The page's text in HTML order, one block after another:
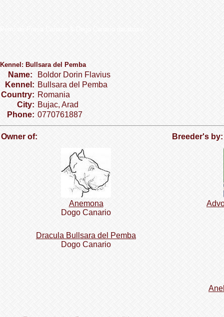
Kennel: Bullsara del Pemba
Name:
Boldor Dorin Flavius
Kennel: Bullsara del Pemba
Country: Romania
City: Bujac, Arad
Phone: 0770761887
Owner of:
Anemona
Dogo Сanario
Dracula Bullsara del Pemba
Dogo Сanario
Breeder's by: